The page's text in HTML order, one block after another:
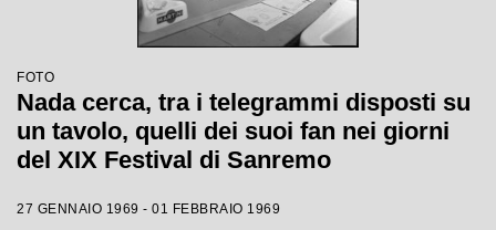
FOTO
Nada cerca, tra i telegrammi disposti su
un tavolo, quelli dei suoi fan nei giorni
del XIX Festival di Sanremo
27 GENNAIO 1969 - 01 FEBBRAIO 1969